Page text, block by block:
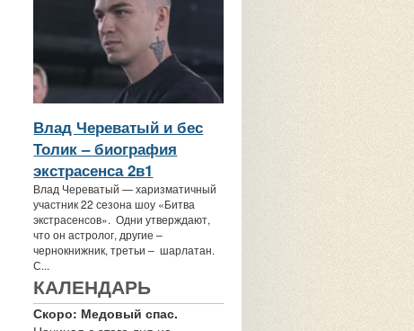
Влад Череватый и бес
Толик – биография
экстрасенса 2в1
Влад Череватый — харизматичный
участник 22 сезона шоу «Битва
экстрасенсов». Одни утверждают,
что он астролог, другие –
чернокнижник, третьи – шарлатан.
С...
КАЛЕНДАРЬ
Скоро: Медовый спас.